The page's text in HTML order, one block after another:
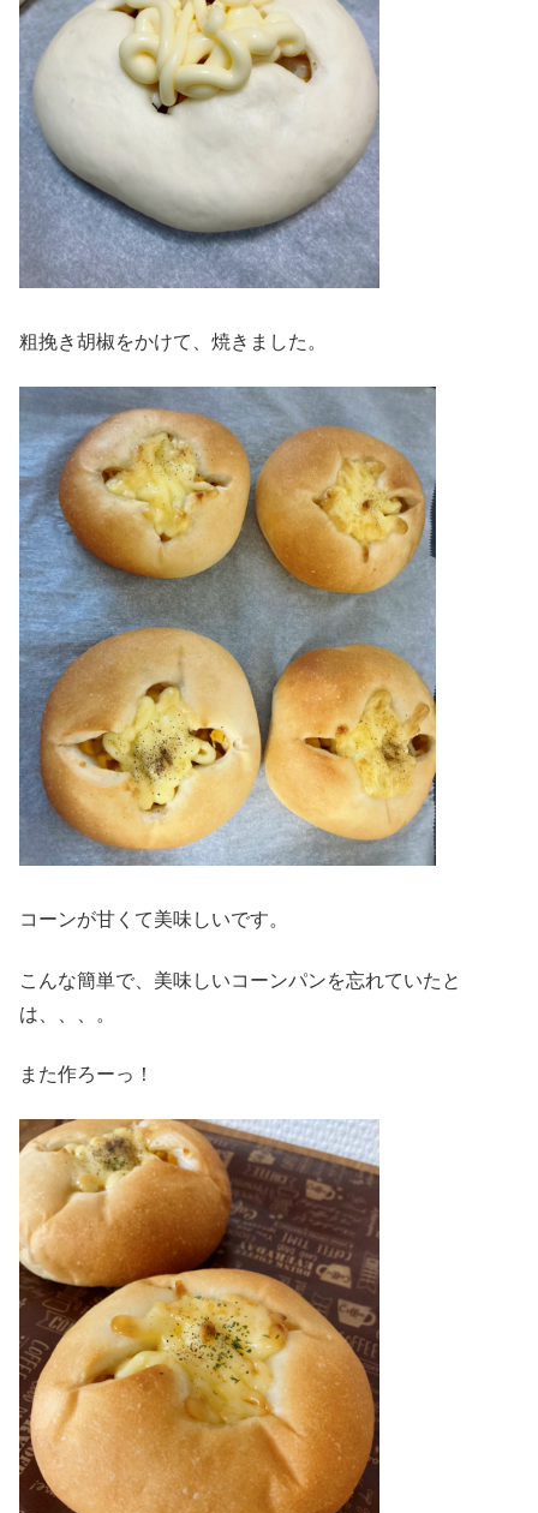
粗挽き胡椒をかけて、焼きました。
コーンが甘くて美味しいです。
こんな簡単で、美味しいコーンパンを忘れていたと
は、、、。
また作ろーっ！